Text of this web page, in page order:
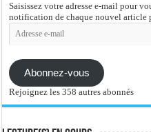
Saisissez votre adresse e-mail pour
notification de chaque nouvel article
Adresse
e-
Abonnez-vous
Rejoignez les 358 autres abonnés